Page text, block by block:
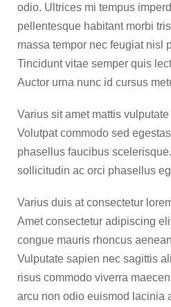
odio. Ultrices mi tempus
pellentesque habitant morbi
massa tempor nec feugiat nisl
Tincidunt vitae semper quis
Auctor urna nunc id cursus
Varius sit amet mattis
Volutpat commodo sed
phasellus faucibus
sollicitudin ac orci phasellus
Varius duis at consectetur
Amet consectetur adipiscing
congue mauris rhoncus
Vulputate sapien nec sagittis
risus commodo viverra
arcu non odio euismod lacinia